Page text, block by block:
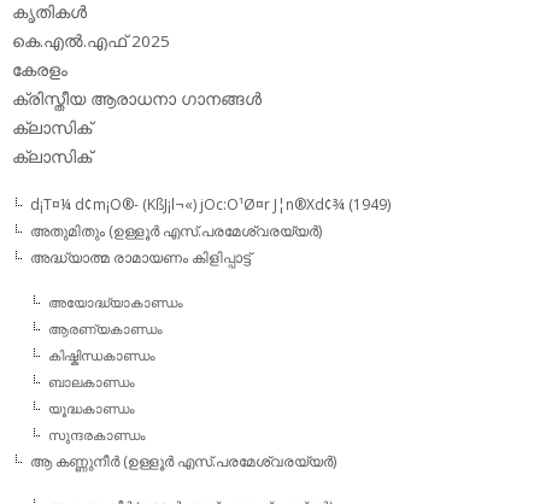
കൃതികള്‍
കെ.എല്‍.എഫ് 2025
കേരളം
ക്രിസ്തീയ ആരാധനാ ഗാനങ്ങള്‍
ക്ലാസിക്‌
ക്ലാസിക്
d¡T¤¼ d¢m¡O®- (KßJ¡l¬«) jOc:O¹Ø¤r J¦n®Xd¢¾ (1949)
അതുമിതും (ഉള്ളൂര്‍ എസ്.പരമേശ്വരയ്യര്‍)
അദ്ധ്യാത്മ രാമായണം കിളിപ്പാട്ട്‌
അയോദ്ധ്യാകാണ്ഡം
ആരണ്യകാണ്ഡം
കിഷ്കിന്ധകാണ്ഡം
ബാലകാണ്ഡം
യൂദ്ധകാണ്ഡം
സുന്ദരകാണ്ഡം
ആ കണ്ണുനീര്‍ (ഉള്ളൂര്‍ എസ്.പരമേശ്വരയ്യര്‍)